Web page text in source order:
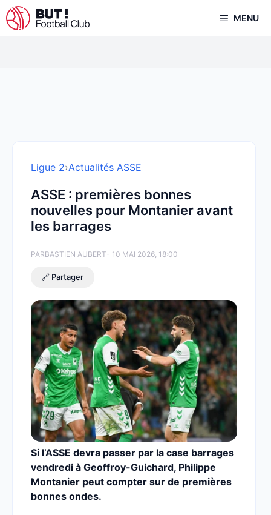
Aller
au
MENU
Ligue 2›Actualités ASSE
ASSE : premières bonnes
nouvelles pour Montanier avant
les barrages
PARBASTIEN AUBERT- 10 MAI 2026, 18:00
🔗 Partager
Si l’ASSE devra passer par la case barrages
vendredi à Geoffroy-Guichard, Philippe
Montanier peut compter sur de premières
bonnes ondes.